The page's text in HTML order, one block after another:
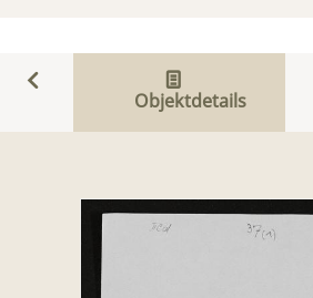
Objektdetails